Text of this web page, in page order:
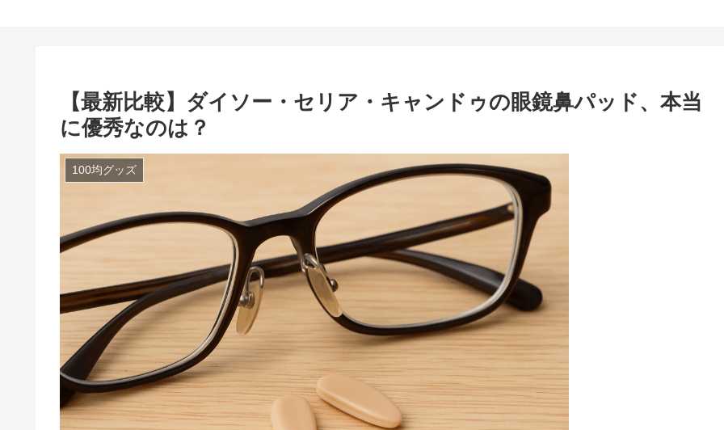
【最新比較】ダイソー・セリア・キャンドゥの眼鏡鼻パッド、本当
に優秀なのは？
100均グッズ